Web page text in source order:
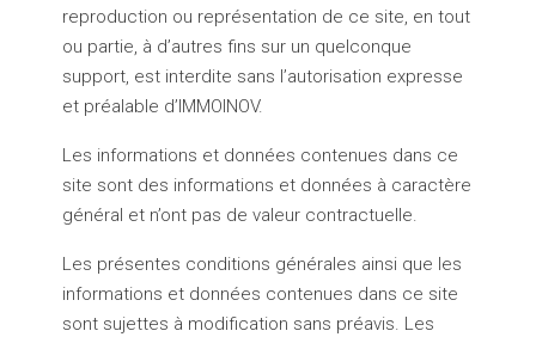
reproduction ou représentation de ce site, en tout
ou partie, à d’autres fins sur un quelconque
support, est interdite sans l’autorisation expresse
et préalable d’IMMOINOV.
Les informations et données contenues dans ce
site sont des informations et données à caractère
général et n’ont pas de valeur contractuelle.
Les présentes conditions générales ainsi que les
informations et données contenues dans ce site
sont sujettes à modification sans préavis. Les